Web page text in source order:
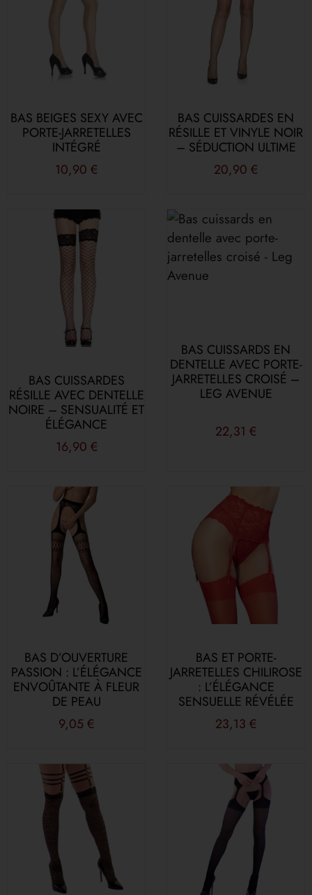
BAS BEIGES SEXY AVEC
PORTE-JARRETELLES
INTÉGRÉ
10,90 €
BAS CUISSARDES EN
RÉSILLE ET VINYLE NOIR
– SÉDUCTION ULTIME
20,90 €
BAS CUISSARDES
RÉSILLE AVEC DENTELLE
NOIRE – SENSUALITÉ ET
ÉLÉGANCE
16,90 €
BAS CUISSARDS EN
DENTELLE AVEC PORTE-
JARRETELLES CROISÉ –
LEG AVENUE
22,31 €
BAS D’OUVERTURE
PASSION : L’ÉLÉGANCE
ENVOÛTANTE À FLEUR
DE PEAU
9,05 €
BAS ET PORTE-
JARRETELLES CHILIROSE
: L’ÉLÉGANCE
SENSUELLE RÉVÉLÉE
23,13 €